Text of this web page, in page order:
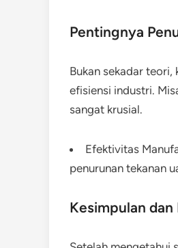
Pentingnya
Bukan sekadar
efisiensi industri.
sangat krusial.
Efektivitas
penurunan tekanan
Kesimpulan